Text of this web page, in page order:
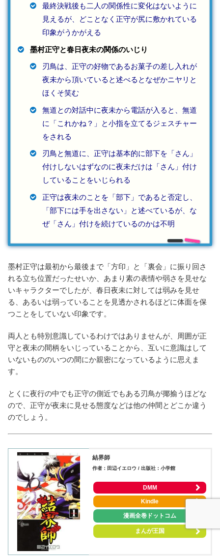
最終決戦後も二人の関係性に変化はないように
見えるが、どことなく正守が尻に敷かれている
印象がうかがえる
墨村正守と春日夜未の関係のいじり
刃鳥は、正守の好物であるお菓子の差し入れが
夜未から頂いていると述べるとなぜかニヤリと
ほくそ笑む
無道との対話中に夜未から電話が入ると、無道
に「これかね？」と小指を立てるジェスチャー
をされる
刃鳥と無道に、正守は基本的に部下を「さん」
付けしないはずなのに夜未だけは「さん」付け
していることをいじられる
正守は夜未のことを「部下」であると否定し、
「部下には手を出さない」と述べているが、な
ぜ「さん」付けを続けているのかは不明
墨村正守は最初から最後まで「方印」と「裏会」に振り回さ
れる立ち位置だったせいか、あまり素の表情や弱さを見せな
いキャラクターでしたが、春日夜未に対しては弱みを見せ
る、あるいは弱っていることを見透かされるほどに体面を保
つことをしていない印象です。
両人とも特別意識しているわけではありませんが、周囲が正
守と夜未の間柄をいじっていることから、互いに意識はして
いないもののいつの間にか親密になっているように思えま
す。
とくに夜行の中でも正守の側近でもある刃鳥が揶揄うほどな
ので、正守が夜未に見せる態度などは他の仲間とどこか違う
のでしょう。
結界師
作者：田辺イエロウ / 出版社：小学館
DMM
Kindle
漫画全巻ドットコム
まんが王国